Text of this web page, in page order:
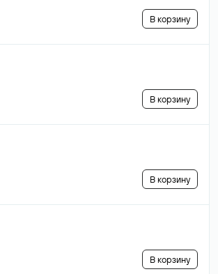
В корзину
В корзину
В корзину
В корзину